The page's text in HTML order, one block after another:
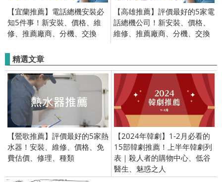
【宜蘭推薦】電話總機安裝必
知5件事！新安裝、價格、維
修、推薦廠商、分機、交換
【高雄推薦】評價最好的5家電
話總機公司！新安裝、價格、
維修、推薦廠商、分機、交換
精選文章
【鶯歌推薦】評價最好的5家熱
水器！安裝、維修、價格、免
費估價、修理、種類
【2024年韓劇】1-2月必看的
15部韓劇推薦！上半年韓劇列
表｜殺人者的購物中心、低谷
醫生、魅惑之人